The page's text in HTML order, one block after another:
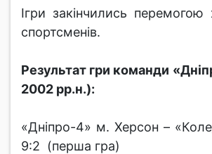
Ігри закінчились перемогою
спортсменів.
Результат гри команди
2002 рр.н.):
«Дніпро-4» м. Херсон –
9:2 (перша гра)